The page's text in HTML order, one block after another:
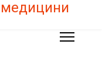
медицини